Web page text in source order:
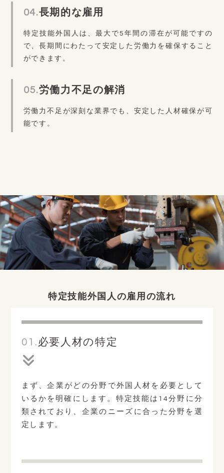
04.長期的な雇用
特定技能外国人は、最大で5年間の滞在が可能ですの
で、長期間にわたって安定した労働力を確保すること
ができます。
05.労働力不足の解消
労働力不足が深刻な業界でも、安定した人材確保が可
能です。
特定技能外国人の雇用の流れ
01.必要人材の特定
まず、企業がどの分野で外国人材を必要として
いるかを明確にします。特定技能は14分野に分
類されており、企業のニーズに合った分野を選
定します。